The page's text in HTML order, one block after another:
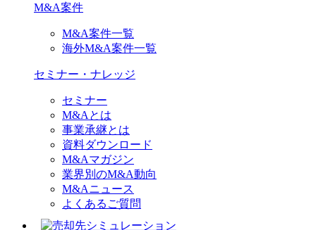
M&A案件
M&A案件一覧
海外M&A案件一覧
セミナー・ナレッジ
セミナー
M&Aとは
事業承継とは
資料ダウンロード
M&Aマガジン
業界別のM&A動向
M&Aニュース
よくあるご質問